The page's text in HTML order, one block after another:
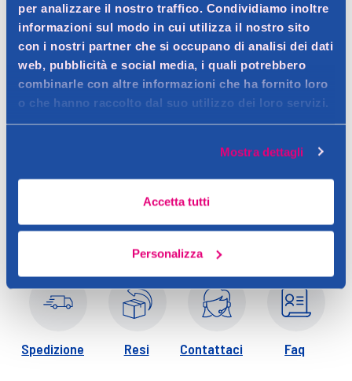
per analizzare il nostro traffico. Condividiamo inoltre
informazioni sul modo in cui utilizza il nostro sito
con i nostri partner che si occupano di analisi dei dati
web, pubblicità e social media, i quali potrebbero
combinarle con altre informazioni che ha fornito loro
o che hanno raccolto dal suo utilizzo dei loro servizi.
Mostra dettagli
Accetta tutti
Personalizza
Descrizione
Trattamento intensivo ad azione urto, particolarmente
indicato in fase infiammatoria
Contatto del produttore
Dettagli
Le fiale anti smagliature della Rilastil sono particolarmente
indicate per prevenire e contrastare la formazione delle
smagliature, ristrutturando la matrice dermica. Possono
Ingredienti
Aqua (Water), Glycerin, Propylene Glycol, Hydroxyethy
lcellulose, Panthenol, Hydrolyzed Glycosaminoglycans, Sodium
Hyaluronate, Leucine, Valine, Isoleucine, PEG-40
Hydrogenated Castor Oil, Ceteareth-25, Sodium PCA, Urea,
PCA, Hydrolyzed Corn Protein, Hydrolyzed Rice Protein,
Diglycerin, Arginine, Sodium Riboflavin Phosphate,
Leuconostoc/Radish Root Ferment Filtrate, Chlorohenesin, o-
Hydroxide, Parfum (Fragrance).
Spedizione Resi Contattaci Faq